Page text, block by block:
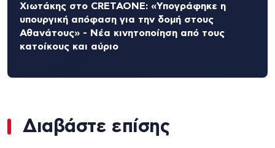
Χιωτάκης στο CRETAONE: «Υπογράφηκε η
υπουργική απόφαση για την δομή στους
Αθανάτους» - Νέα κινητοποίηση από τους
κατοίκους και αύριο
Διαβάστε επίσης